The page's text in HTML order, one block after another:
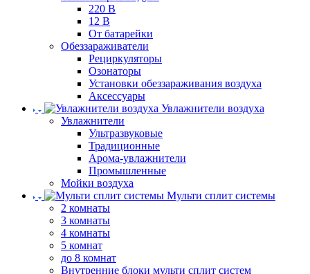
220 В
12 В
От батарейки
Обеззараживатели
Рециркуляторы
Озонаторы
Установки обеззараживания воздуха
Аксессуары
Увлажнители воздуха
Увлажнители
Ультразвуковые
Традиционные
Арома-увлажнители
Промышленные
Мойки воздуха
Мульти сплит системы
2 комнаты
3 комнаты
4 комнаты
5 комнат
до 8 комнат
Внутренние блоки мульти сплит систем